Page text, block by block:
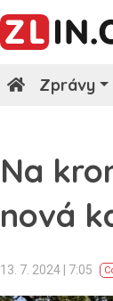
Zprávy
Na
nová
13. 7. 2024 | 7:05